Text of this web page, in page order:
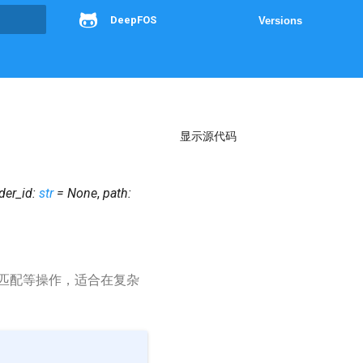
DeepFOS Versions
显示源代码
: str = None, path:
配等操作，适合在复杂